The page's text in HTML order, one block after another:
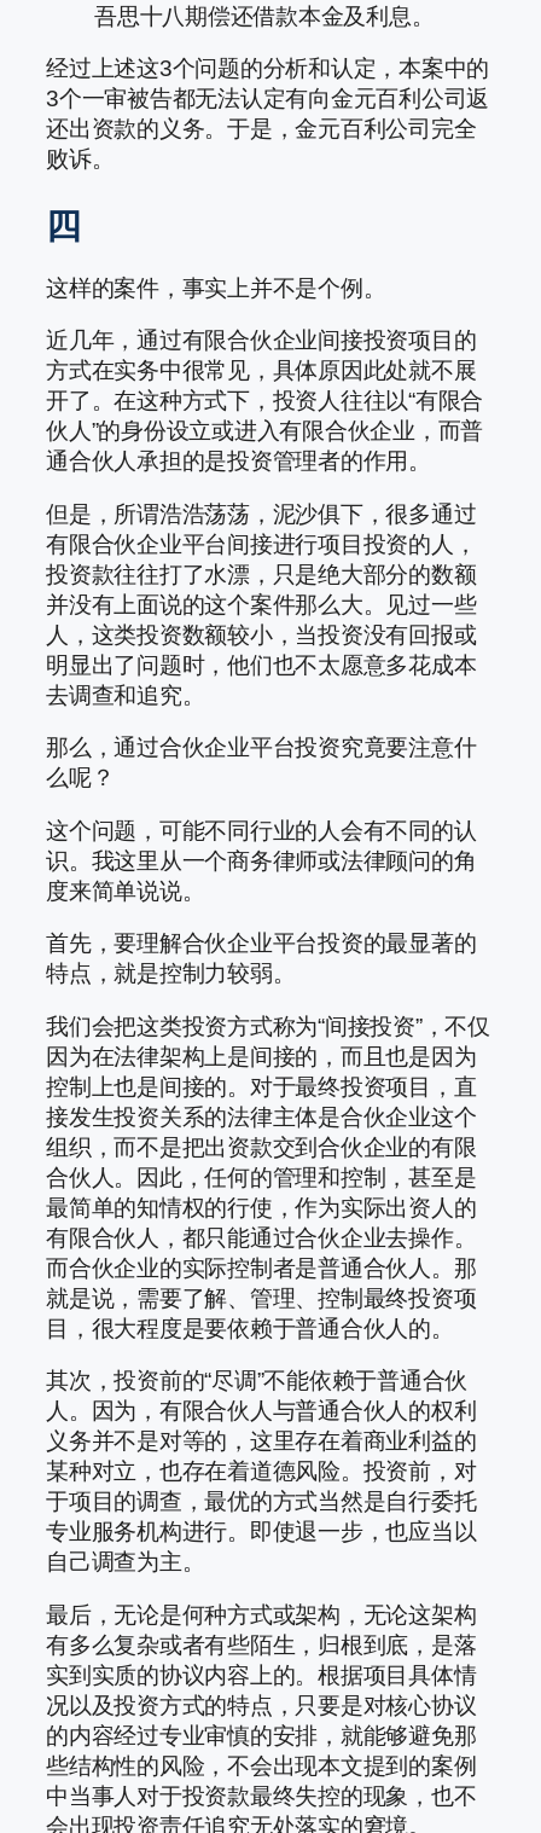
吾思十八期偿还借款本金及利息。
经过上述这3个问题的分析和认定，本案中的
3个一审被告都无法认定有向金元百利公司返
还出资款的义务。于是，金元百利公司完全
败诉。
四
这样的案件，事实上并不是个例。
近几年，通过有限合伙企业间接投资项目的
方式在实务中很常见，具体原因此处就不展
开了。在这种方式下，投资人往往以“有限合
伙人”的身份设立或进入有限合伙企业，而普
通合伙人承担的是投资管理者的作用。
但是，所谓浩浩荡荡，泥沙俱下，很多通过
有限合伙企业平台间接进行项目投资的人，
投资款往往打了水漂，只是绝大部分的数额
并没有上面说的这个案件那么大。见过一些
人，这类投资数额较小，当投资没有回报或
明显出了问题时，他们也不太愿意多花成本
去调查和追究。
那么，通过合伙企业平台投资究竟要注意什
么呢？
这个问题，可能不同行业的人会有不同的认
识。我这里从一个商务律师或法律顾问的角
度来简单说说。
首先，要理解合伙企业平台投资的最显著的
特点，就是控制力较弱。
我们会把这类投资方式称为“间接投资”，不仅
因为在法律架构上是间接的，而且也是因为
控制上也是间接的。对于最终投资项目，直
接发生投资关系的法律主体是合伙企业这个
组织，而不是把出资款交到合伙企业的有限
合伙人。因此，任何的管理和控制，甚至是
最简单的知情权的行使，作为实际出资人的
有限合伙人，都只能通过合伙企业去操作。
而合伙企业的实际控制者是普通合伙人。那
就是说，需要了解、管理、控制最终投资项
目，很大程度是要依赖于普通合伙人的。
其次，投资前的“尽调”不能依赖于普通合伙
人。因为，有限合伙人与普通合伙人的权利
义务并不是对等的，这里存在着商业利益的
某种对立，也存在着道德风险。投资前，对
于项目的调查，最优的方式当然是自行委托
专业服务机构进行。即使退一步，也应当以
自己调查为主。
最后，无论是何种方式或架构，无论这架构
有多么复杂或者有些陌生，归根到底，是落
实到实质的协议内容上的。根据项目具体情
况以及投资方式的特点，只要是对核心协议
的内容经过专业审慎的安排，就能够避免那
些结构性的风险，不会出现本文提到的案例
中当事人对于投资款最终失控的现象，也不
会出现投资责任追究无处落实的窘境。